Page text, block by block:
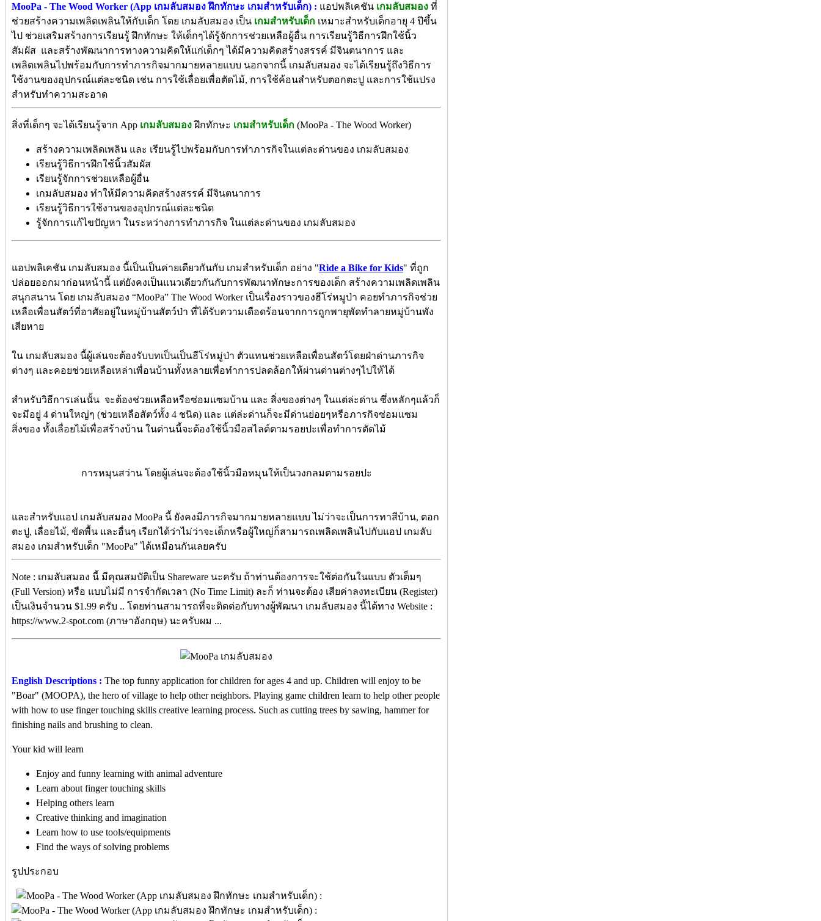
MooPa - The Wood Worker (App เกมลับสมอง ฝึกทักษะ เกมสำหรับเด็ก) : แอปพลิเคชัน เกมลับสมอง ที่
ช่วยสร้างความเพลิดเพลินให้กับเด็ก โดย เกมลับสมอง เป็น เกมสำหรับเด็ก เหมาะสำหรับเด็กอายุ 4 ปีขึ้น
ไป ช่วยเสริมสร้างการเรียนรู้ ฝึกทักษะ ให้เด็กๆได้รู้จักการช่วยเหลือผู้อื่น การเรียนรู้วิธีการฝึกใช้นิ้ว
สัมผัส และสร้างพัฒนาการทางความคิดให้แก่เด็กๆ ได้มีความคิดสร้างสรรค์ มีจินตนาการ และ
เพลิดเพลินไปพร้อมกับการทำภารกิจมากมายหลายแบบ นอกจากนี้ เกมลับสมอง จะได้เรียนรู้ถึงวิธีการ
ใช้งานของอุปกรณ์แต่ละชนิด เช่น การใช้เลื่อยเพื่อตัดไม้, การใช้ค้อนสำหรับตอกตะปู และการใช้แปรง
สำหรับทำความสะอาด
สิ่งที่เด็กๆ จะได้เรียนรู้จาก App เกมลับสมองฝึกทักษะ เกมสำหรับเด็ก (MooPa - The Wood Worker)
สร้างความเพลิดเพลิน และ เรียนรู้ไปพร้อมกับการทำภารกิจในแต่ละด่านของ เกมลับสมอง
เรียนรู้วิธีการฝึกใช้นิ้วสัมผัส
เรียนรู้จักการช่วยเหลือผู้อื่น
เกมลับสมอง ทำให้มีความคิดสร้างสรรค์ มีจินตนาการ
เรียนรู้วิธีการใช้งานของอุปกรณ์แต่ละชนิด
รู้จักการแก้ไขปัญหา ในระหว่างการทำภารกิจ ในแต่ละด่านของ เกมลับสมอง
แอปพลิเคชัน เกมลับสมอง นี้เป็นเป็นค่ายเดียวกันกับ เกมสำหรับเด็ก อย่าง "Ride a Bike for Kids" ที่ถูก
ปล่อยออกมาก่อนหน้านี้ แต่ยังคงเป็นแนวเดียวกันกับการพัฒนาทักษะการของเด็ก สร้างความเพลิดเพลิน
สนุกสนาน โดย เกมลับสมอง “MooPa” The Wood Worker เป็นเรื่องราวของฮีโร่หมูป่า คอยทำภารกิจช่วย
เหลือเพื่อนสัตว์ที่อาศัยอยู่ในหมู่บ้านสัตว์ป่า ที่ได้รับความเดือดร้อนจากการถูกพายุพัดทำลายหมู่บ้านพัง
เสียหาย
ใน เกมลับสมอง นี้ผู้เล่นจะต้องรับบทเป็นเป็นฮีโร่หมู่ป่า ตัวแทนช่วยเหลือเพื่อนสัตว์โดยฝ่าด่านภารกิจ
ต่างๆ และคอยช่วยเหลือเหล่าเพื่อนบ้านทั้งหลายเพื่อทำการปลดล้อกให้ผ่านด่านต่างๆไปให้ได้
สำหรับวิธีการเล่นนั้น จะต้องช่วยเหลือหรือซ่อมแซมบ้าน และ สิ่งของต่างๆ ในแต่ล่ะด่าน ซึ่งหลักๆแล้วก็
จะมีอยู่ 4 ด่านใหญ่ๆ (ช่วยเหลือสัตว์ทั้ง 4 ชนิด) และ แต่ล่ะด่านก็จะมีด่านย่อยๆหรือภารกิจซ่อมแซม
สิ่งของ ทั้งเลื่อยไม้เพื่อสร้างบ้าน ในด่านนี้จะต้องใช้นิ้วมือสไลด์ตามรอยปะเพื่อทำการตัดไม้
การหมุนสว่าน โดยผู้เล่นจะต้องใช้นิ้วมือหมุนให้เป็นวงกลมตามรอยปะ
และสำหรับแอป เกมลับสมอง MooPa นี้ ยังคงมีภารกิจมากมายหลายแบบ ไม่ว่าจะเป็นการทาสีบ้าน, ตอก
ตะปู, เลื่อยไม้, ขัดพื้น และอื่นๆ เรียกได้ว่าไม่ว่าจะเด็กหรือผู้ใหญ่ก็สามารถเพลิดเพลินไปกับแอป เกมลับ
สมอง เกมสำหรับเด็ก "MooPa" ได้เหมือนกันเลยครับ
Note : เกมลับสมอง นี้ มีคุณสมบัติเป็น Shareware นะครับ ถ้าท่านต้องการจะใช้ต่อกันในแบบ ตัวเต็มๆ
(Full Version) หรือ แบบไม่มี การจำกัดเวลา (No Time Limit) ละก็ ท่านจะต้อง เสียค่าลงทะเบียน (Register)
เป็นเงินจำนวน $1.99 ครับ .. โดยท่านสามารถที่จะติดต่อกับทางผู้พัฒนา เกมลับสมอง นี้ได้ทาง Website :
https://www.2-spot.com (ภาษาอังกฤษ) นะครับผม ...
English Descriptions : The top funny application for children for ages 4 and up. Children will enjoy to be
"Boar" (MOOPA), the hero of village to help other neighbors. Playing game children learn to help other people
with how to use finger touching skills creative learning process. Such as cutting trees by sawing, hammer for
finishing nails and brushing to clean.
Your kid will learn
Enjoy and funny learning with animal adventure
Learn about finger touching skills
Helping others learn
Creative thinking and imagination
Learn how to use tools/equipments
Find the ways of solving problems
รูปประกอบ